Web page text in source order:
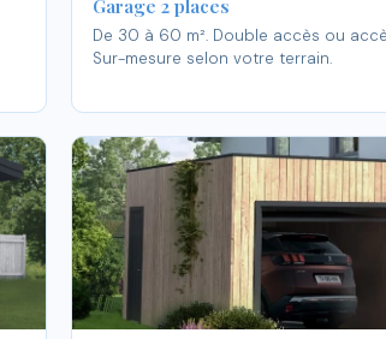
Garage 2 places
De 30 à 60 m². Double accès ou
Sur-mesure selon votre terrain.